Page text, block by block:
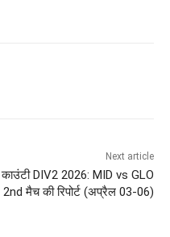
Next article
काउंटी DIV2 2026: MID vs GLO
2nd मैच की रिपोर्ट (अप्रैल 03-06)